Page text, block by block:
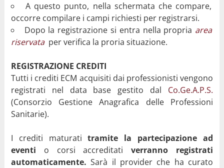
A questo punto, nella schermata che compare,
occorre compilare i campi richiesti per registrarsi.
Dopo la registrazione si entra nella propria area
riservata perverifica la proria situazione.
REGISTRAZIONE CREDITI
Tutti i crediti ECM acquisiti dai professionisti vengono
registrati nel data base gestito dal Co.Ge.A.P.S.
(Consorzio Gestione Anagrafica delle Professioni
Sanitarie).
I crediti maturatitramite la partecipazione ad
eventi o corsi accreditativerranno registrati
automaticamente. Sarà il provider che ha curato